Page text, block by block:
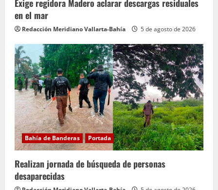
Exige regidora Madero aclarar descargas residuales
en el mar
Redacción Meridiano Vallarta-Bahía 5 de agosto de 2026
Bahía de Banderas Portada
Realizan jornada de búsqueda de personas
desaparecidas